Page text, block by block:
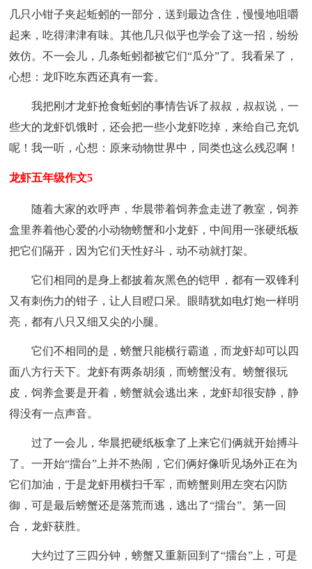
几只小钳子夹起蚯蚓的一部分，送到最边含住，慢慢地咀嚼
起来，吃得津津有味。其他几只似乎也学会了这一招，纷纷
效仿。不一会儿，几条蚯蚓都被它们“瓜分”了。我看呆了，
心想：龙吓吃东西还真有一套。
我把刚才龙虾抢食蚯蚓的事情告诉了叔叔，叔叔说，一
些大的龙虾饥饿时，还会把一些小龙虾吃掉，来给自己充饥
呢！我一听，心想：原来动物世界中，同类也这么残忍啊！
龙虾五年级作文5
随着大家的欢呼声，华晨带着饲养盒走进了教室，饲养
盒里养着他心爱的小动物螃蟹和小龙虾，中间用一张硬纸板
把它们隔开，因为它们天性好斗，动不动就打架。
它们相同的是身上都披着灰黑色的铠甲，都有一双锋利
又有刺伤力的钳子，让人目瞪口呆。眼睛犹如电灯炮一样明
亮，都有八只又细又尖的小腿。
它们不相同的是，螃蟹只能横行霸道，而龙虾却可以四
面八方行天下。龙虾有两条胡须，而螃蟹没有。螃蟹很玩
皮，饲养盒要是开着，螃蟹就会逃出来，龙虾却很安静，静
得没有一点声音。
过了一会儿，华晨把硬纸板拿了上来它们俩就开始搏斗
了。一开始“擂台”上并不热闹，它们俩好像听见场外正在为
它们加油，于是龙虾用横扫千军，而螃蟹则用左突右闪防
御，可是最后螃蟹还是落荒而逃，逃出了“擂台”。第一回
合，龙虾获胜。
大约过了三四分钟，螃蟹又重新回到了“擂台”上，可是